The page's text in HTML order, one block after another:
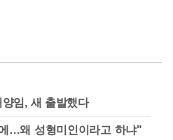
임, 새 출발했다
…왜 성형미인이라고 하냐"